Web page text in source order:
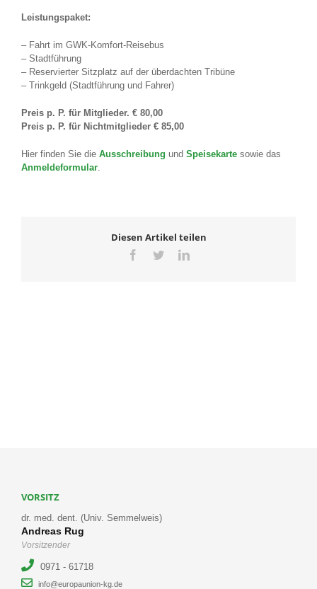
Leistungspaket:
– Fahrt im GWK-Komfort-Reisebus
– Stadtführung
– Reservierter Sitzplatz auf der überdachten Tribüne
– Trinkgeld (Stadtführung und Fahrer)
Preis p. P. für Mitglieder. € 80,00
Preis p. P. für Nichtmitglieder € 85,00
Hier finden Sie die Ausschreibung und Speisekarte sowie das
Anmeldeformular.
Diesen Artikel teilen
Facebook
TwitterLinkedIn
VORSITZ
dr. med. dent. (Univ. Semmelweis)
Andreas Rug
Vorsitzender
0971 - 61718
info@europaunion-kg.de